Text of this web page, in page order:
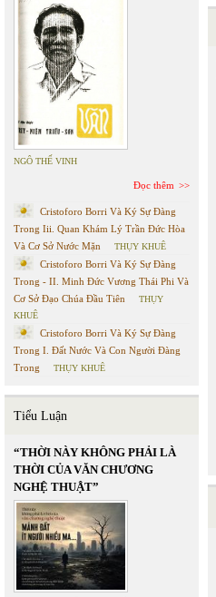
NGÔ THẾ VINH
Đọc thêm
Cristoforo Borri Và Ký Sự Đàng
Trong Iii. Quan Khám Lý Trần Đức Hòa
Và Cơ Sở Nước Mặn
THỤY KHUÊ
Cristoforo Borri Và Ký Sự Đàng
Trong - II. Minh Đức Vương Thái Phi Và
Cơ Sở Đạo Chúa Đầu Tiên
THỤY
KHUÊ
Cristoforo Borri Và Ký Sự Đàng
Trong I. Đất Nước Và Con Người Đàng
Trong
THỤY KHUÊ
Tiểu Luận
“THỜI NÀY KHÔNG PHẢI LÀ
THỜI CỦA VĂN CHƯƠNG
NGHỆ THUẬT”